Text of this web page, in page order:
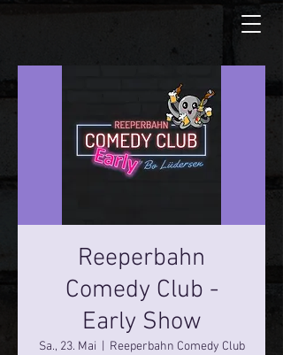
Reeperbahn
Comedy Club -
Early Show
Sa., 23. Mai
Reeperbahn Comedy Club